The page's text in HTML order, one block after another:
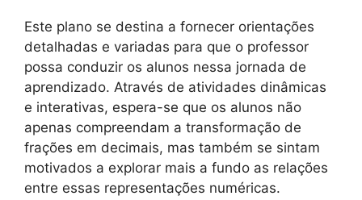
Este plano se destina a fornecer orientações
detalhadas e variadas para que o professor
possa conduzir os alunos nessa jornada de
aprendizado. Através de atividades dinâmicas
e interativas, espera-se que os alunos não
apenas compreendam a transformação de
frações em decimais, mas também se sintam
motivados a explorar mais a fundo as relações
entre essas representações numéricas.